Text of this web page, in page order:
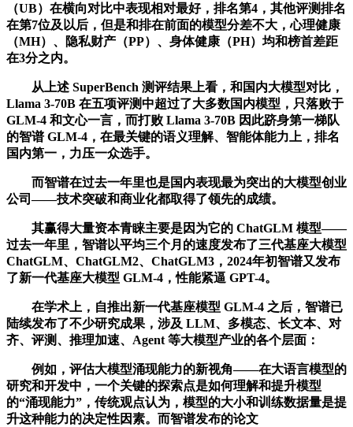
（UB）在横向对比中表现相对最好，排名第4，其他评测排名
在第7位及以后，但是和排在前面的模型分差不大，心理健康
（MH）、隐私财产（PP）、身体健康（PH）均和榜首差距
在3分之内。
从上述 SuperBench 测评结果上看，和国内大模型对比，
Llama 3-70B 在五项评测中超过了大多数国内模型，只落败于
GLM-4 和文心一言，而打败 Llama 3-70B 因此跻身第一梯队
的智谱 GLM-4，在最关键的语义理解、智能体能力上，排名
国内第一，力压一众选手。
而智谱在过去一年里也是国内表现最为突出的大模型创业
公司——技术突破和商业化都取得了领先的成绩。
其赢得大量资本青睐主要是因为它的 ChatGLM 模型——
过去一年里，智谱以平均三个月的速度发布了三代基座大模型
ChatGLM、ChatGLM2、ChatGLM3，2024年初智谱又发布
了新一代基座大模型 GLM-4，性能紧逼 GPT-4。
在学术上，自推出新一代基座模型 GLM-4 之后，智谱已
陆续发布了不少研究成果，涉及 LLM、多模态、长文本、对
齐、评测、推理加速、Agent 等大模型产业的各个层面：
例如，评估大模型涌现能力的新视角——在大语言模型的
研究和开发中，一个关键的探索点是如何理解和提升模型
的“涌现能力”，传统观点认为，模型的大小和训练数据量是提
升这种能力的决定性因素。而智谱发布的论文